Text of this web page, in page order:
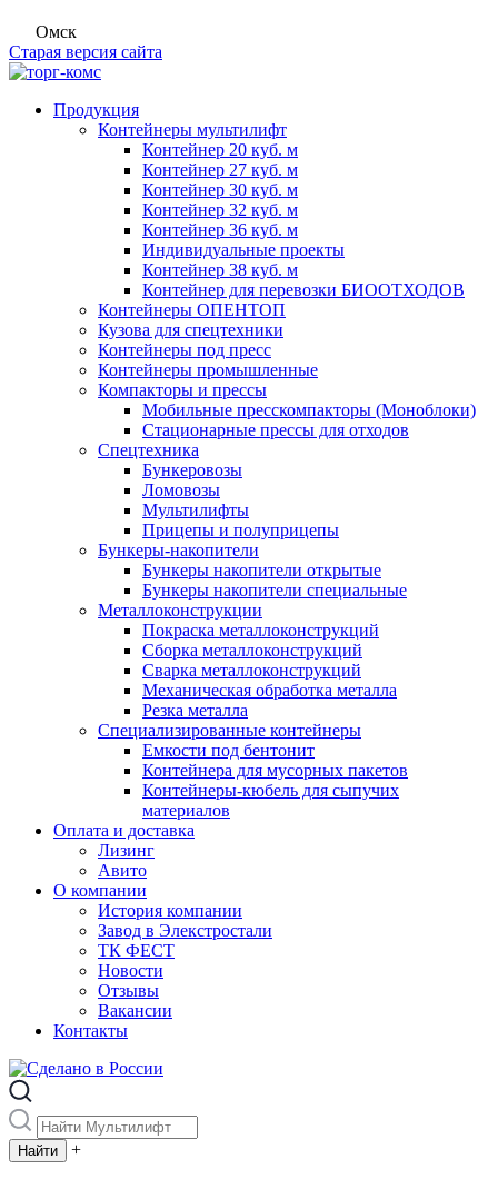
Омск
Старая версия сайта
Продукция
Контейнеры мультилифт
Контейнер 20 куб. м
Контейнер 27 куб. м
Контейнер 30 куб. м
Контейнер 32 куб. м
Контейнер 36 куб. м
Индивидуальные проекты
Контейнер 38 куб. м
Контейнер для перевозки БИООТХОДОВ
Контейнеры ОПЕНТОП
Кузова для спецтехники
Контейнеры под пресс
Контейнеры промышленные
Компакторы и прессы
Мобильные пресскомпакторы (Моноблоки)
Стационарные прессы для отходов
Спецтехника
Бункеровозы
Ломовозы
Мультилифты
Прицепы и полуприцепы
Бункеры-накопители
Бункеры накопители открытые
Бункеры накопители специальные
Металлоконструкции
Покраска металлоконструкций
Сборка металлоконструкций
Сварка металлоконструкций
Механическая обработка металла
Резка металла
Специализированные контейнеры
Емкости под бентонит
Контейнера для мусорных пакетов
Контейнеры-кюбель для сыпучих
материалов
Оплата и доставка
Лизинг
Авито
О компании
История компании
Завод в Элекстростали
ТК ФЕСТ
Новости
Отзывы
Вакансии
Контакты
+